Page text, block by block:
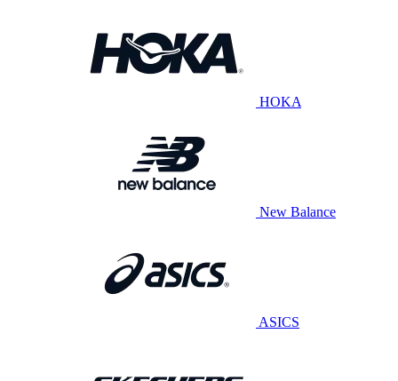
HOKA
New Balance
ASICS